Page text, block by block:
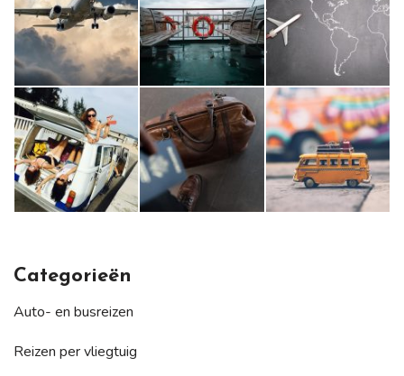
Categorieën
Auto- en busreizen
Reizen per vliegtuig